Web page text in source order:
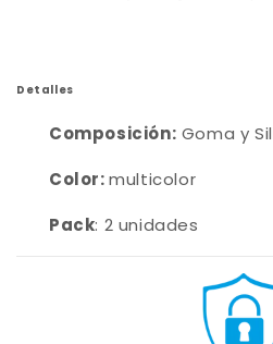
Detalles
Composición: Goma y
Color: multicolor
Pack: 2 unidades